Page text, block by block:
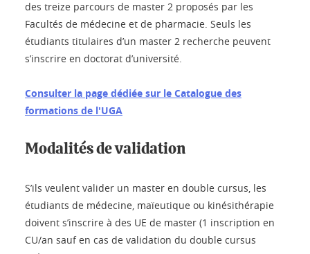
des treize parcours de master 2 proposés par les
Facultés de médecine et de pharmacie. Seuls les
étudiants titulaires d’un master 2 recherche peuvent
s’inscrire en doctorat d’université.
Consulter la page dédiée sur le Catalogue des
formations de l'UGA
Modalités de validation
S’ils veulent valider un master en double cursus, les
étudiants de médecine, maïeutique ou kinésithérapie
doivent s’inscrire à des UE de master (1 inscription en
CU/an sauf en cas de validation du double cursus